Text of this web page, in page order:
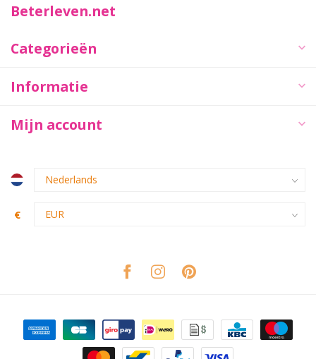
Beterleven.net
Categorieën
Informatie
Mijn account
€